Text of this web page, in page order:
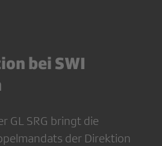
bei SWI
GL SRG bringt die
der Direktion